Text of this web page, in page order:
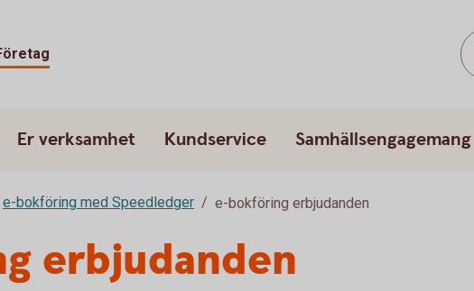
Er verksamhet Kundservice Samhällsengagemang
e-bokföring med Speedledger e-bokföring erbjudanden
erbjudanden